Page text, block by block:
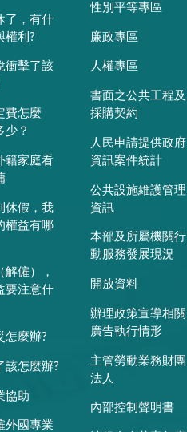
了，有什
權利?
衝擊了該
費怎麼
少？
籍家庭看
休假，我
權益有哪
解僱），
要注意什
怎麼辦?
該怎麼辦?
協助
外國專業
性別平等專區
廉政專區
人權專區
書面之公共工程及
採購契約
人民申請提供政府
資訊案件統計
公共設施維護管理
資訊
本部及所屬機關行
動服務發展現況
開放資料
辦理政策宣導相關
廣告執行情形
主管勞動業務財團
法人
內部控制聲明書